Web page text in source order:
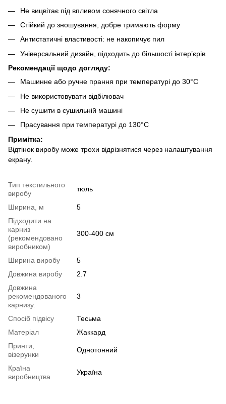
Не вицвітає під впливом сонячного світла
Стійкий до зношування, добре тримають форму
Антистатичні властивості: не накопичує пил
Універсальний дизайн, підходить до більшості інтер’єрів
Рекомендації щодо догляду:
Машинне або ручне прання при температурі до 30°C
Не використовувати відбілювач
Не сушити в сушильній машині
Прасування при температурі до 130°C
Примітка:
Відтінок виробу може трохи відрізнятися через налаштування
екрану.
Тип текстильного
виробу
тюль
Ширина, м
5
Підходити на
карниз
(рекомендовано
виробником)
300-400 см
Ширина виробу
5
Довжина виробу
2.7
Довжина
рекомендованого
карнизу.
3
Спосіб підвісу
Тесьма
Матеріал
Жаккард
Принти,
візерунки
Однотонний
Країна
виробництва
Україна